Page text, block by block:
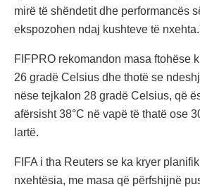
mirë të shëndetit dhe performancës
ekspozohen ndaj kushteve të
FIFPRO rekomandon masa ftohëse
26 gradë Celsius dhe thotë se
nëse tejkalon 28 gradë Celsius, që
afërsisht 38°C në vapë të thatë ose
lartë.
FIFA i tha Reuters se ka kryer
nxehtësia, me masa që përfshijnë